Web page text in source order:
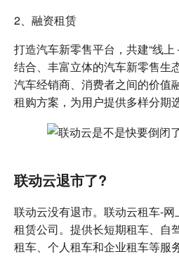
2、融资租赁
打造汽车新零售平台，共建“线
结合、丰富立体的汽车新零售生
汽车经销商、消费者之间的价值
租购方案，为用户提供多样分期选
联动云退市了?
联动云没有退市。联动云租车-
租赁公司。提供长短期租车、自
租车、个人租车和企业租车等服务